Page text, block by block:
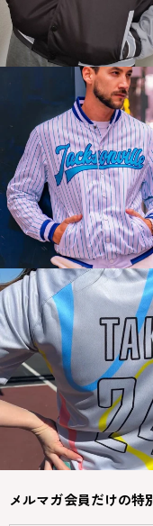
メルマガ会員だけの特